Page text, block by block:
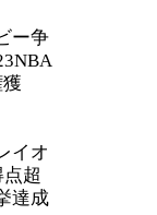
ー争
イオ
超
達成